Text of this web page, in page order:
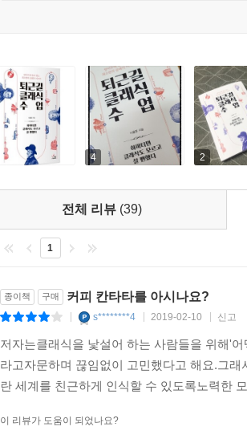
4 2
전체 리뷰 (39)
1
종이책 구매 커피 칸타타를 아시나요?
s********4 2019-02-10 신고
저자는클래식을 낯설어 하는 사람들을 위해'
라고자문하며 끊임없이 고민했다고 해요.그
란 세계를 친근하게 인식할 수 있도록노력한
이 리뷰가 도움이 되었나요?